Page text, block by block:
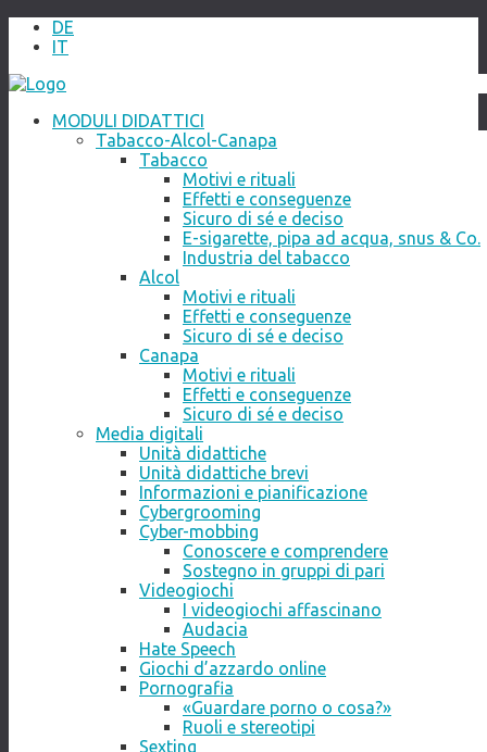
DE
IT
MODULI DIDATTICI
Tabacco-Alcol-Canapa
Tabacco
Motivi e rituali
Effetti e conseguenze
Sicuro di sé e deciso
E-sigarette, pipa ad acqua, snus & Co.
Industria del tabacco
Alcol
Motivi e rituali
Effetti e conseguenze
Sicuro di sé e deciso
Canapa
Motivi e rituali
Effetti e conseguenze
Sicuro di sé e deciso
Media digitali
Unità didattiche
Unità didattiche brevi
Informazioni e pianificazione
Cybergrooming
Cyber-mobbing
Conoscere e comprendere
Sostegno in gruppi di pari
Videogiochi
I videogiochi affascinano
Audacia
Hate Speech
Giochi d’azzardo online
Pornografia
«Guardare porno o cosa?»
Ruoli e stereotipi
Sexting